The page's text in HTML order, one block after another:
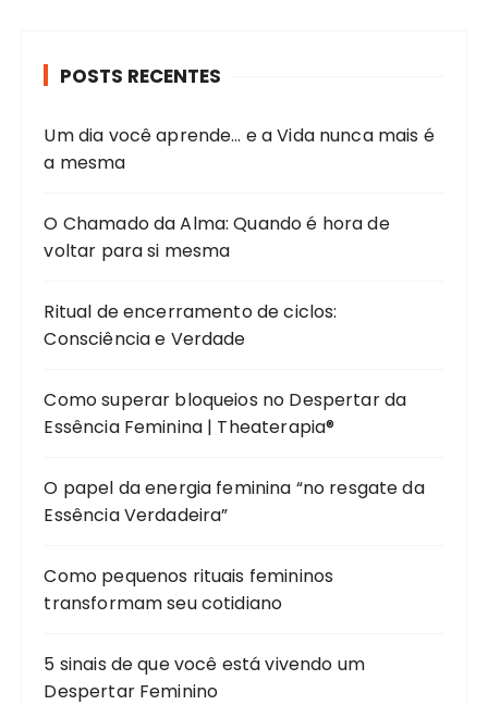
POSTS RECENTES
Um dia você aprende… e a Vida nunca mais é
a mesma
O Chamado da Alma: Quando é hora de
voltar para si mesma
Ritual de encerramento de ciclos:
Consciência e Verdade
Como superar bloqueios no Despertar da
Essência Feminina | Theaterapia®
O papel da energia feminina “no resgate da
Essência Verdadeira”
Como pequenos rituais femininos
transformam seu cotidiano
5 sinais de que você está vivendo um
Despertar Feminino